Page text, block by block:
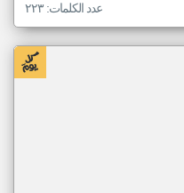
عدد الكلمات: ٢٢٣